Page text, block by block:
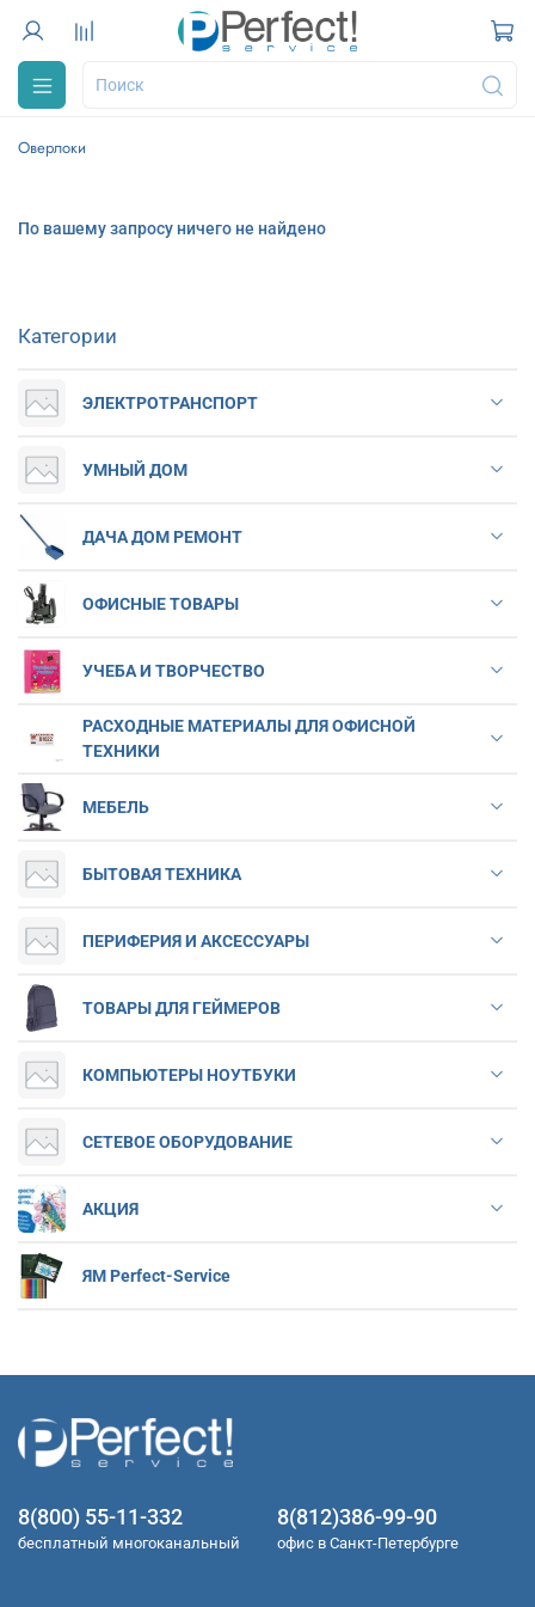
Оверлоки
По вашему запросу ничего не найдено
Категории
ЭЛЕКТРОТРАНСПОРТ
УМНЫЙ ДОМ
ДАЧА ДОМ РЕМОНТ
ОФИСНЫЕ ТОВАРЫ
УЧЕБА И ТВОРЧЕСТВО
РАСХОДНЫЕ МАТЕРИАЛЫ ДЛЯ ОФИСНОЙ
ТЕХНИКИ
МЕБЕЛЬ
БЫТОВАЯ ТЕХНИКА
ПЕРИФЕРИЯ И АКСЕССУАРЫ
ТОВАРЫ ДЛЯ ГЕЙМЕРОВ
КОМПЬЮТЕРЫ НОУТБУКИ
СЕТЕВОЕ ОБОРУДОВАНИЕ
АКЦИЯ
ЯМ Perfect-Service
8(800) 55-11-332
бесплатный многоканальный
8(812)386-99-90
офис в Санкт-Петербурге